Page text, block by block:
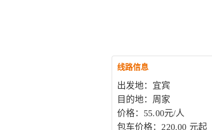
线路信息
出发地：宜宾
目的地：周家
价格：55.00元/人
包车价格：220.00 元起